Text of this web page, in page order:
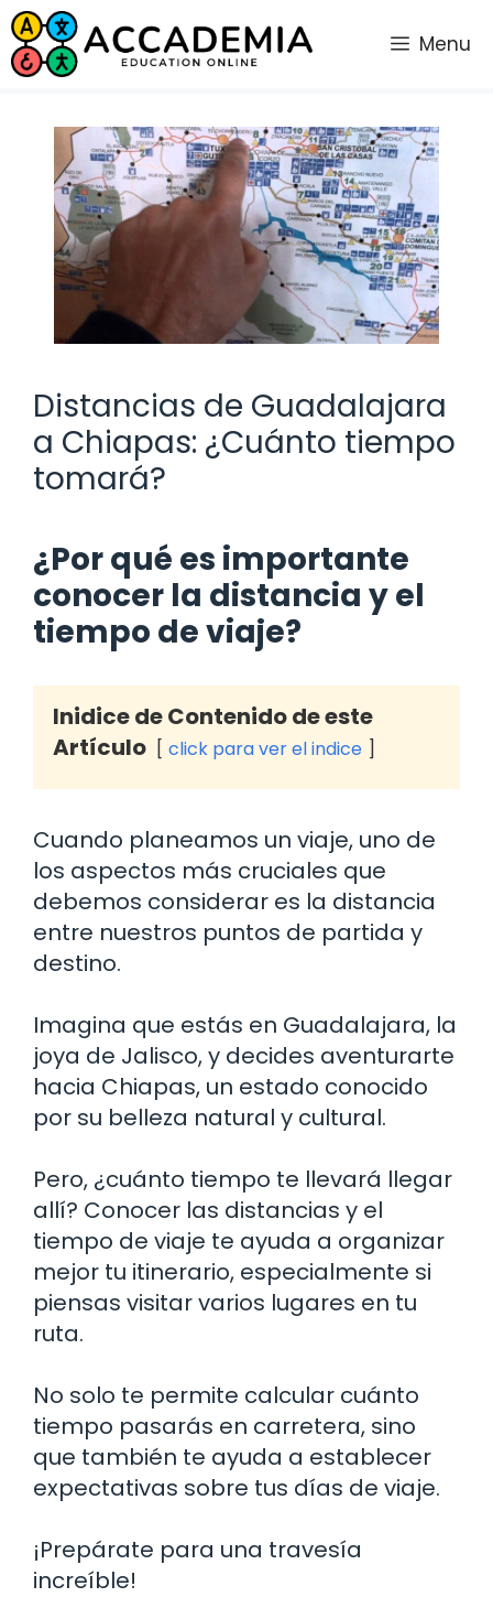
Saltar
al
contenido
Menu
Distancias de Guadalajara
a Chiapas: ¿Cuánto tiempo
tomará?
¿Por qué es importante
conocer la distancia y el
tiempo de viaje?
Inidice de Contenido de este
Artículo
click para ver el indice
Cuando planeamos un viaje, uno de
los aspectos más cruciales que
debemos considerar es la distancia
entre nuestros puntos de partida y
destino.
Imagina que estás en Guadalajara, la
joya de Jalisco, y decides aventurarte
hacia Chiapas, un estado conocido
por su belleza natural y cultural.
Pero, ¿cuánto tiempo te llevará llegar
allí? Conocer las distancias y el
tiempo de viaje te ayuda a organizar
mejor tu itinerario, especialmente si
piensas visitar varios lugares en tu
ruta.
No solo te permite calcular cuánto
tiempo pasarás en carretera, sino
que también te ayuda a establecer
expectativas sobre tus días de viaje.
¡Prepárate para una travesía
increíble!